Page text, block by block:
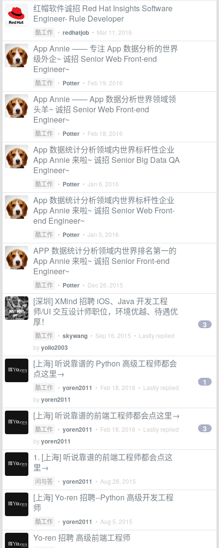
红帽软件诚招 Red Hat Insights Software
Engineer- Rule Developer
酷工作 • redhatjob • Mar 11, 2016
App Annie —— 专注 App 数据分析的世界
级外企~ 诚招 Senior Web Front-end
Engineer~
酷工作 • Potter • Feb 19, 2016
App Annie —— App 数据分析世界领域领
头羊~ 诚招 Senior Web Front-end
Engineer~
酷工作 • Potter • Feb 18, 2016
App 数据统计分析领域内世界标杆性企业
App Annie 来啦~ 诚招 Senior Big Data QA
Engineer~
酷工作 • Potter • Jan 6, 2016
App 数据统计分析领域内世界标杆性企业
App Annie 来啦~ 诚招 Senior Web Front-
end Engineer~
酷工作 • Potter • Jan 5, 2016
APP 数据统计分析领域内世界排名第一的
App Annie 来啦~ 诚招 Senior Front-end
Engineer~
酷工作 • Potter • Dec 26, 2015
[深圳] XMind 招聘 iOS、Java 开发工程
师/UI 交互设计师职位，环境优越、待遇优
厚！
酷工作 • skywang • Sep 16, 2015 • Lastly replied
byyolio2003
3
[上海] 听说靠谱的 Python 高级工程师都会
点这里→
酷工作 • yoren2011 • Feb 18, 2016 • Lastly replied
byyoren2011
1
[上海] 听说靠谱的前端工程师都会点这里→
酷工作 • yoren2011 • Feb 18, 2016 • Lastly replied
byyoren2011
3
1. [上海] 听说靠谱的前端工程师都会点这
里→
问与答 • yoren2011 • Aug 28, 2015
[上海] Yo-ren 招聘--Python 高级开发工程
师
酷工作 • yoren2011 • Aug 5, 2015
Yo-ren 招聘 高级前端工程师